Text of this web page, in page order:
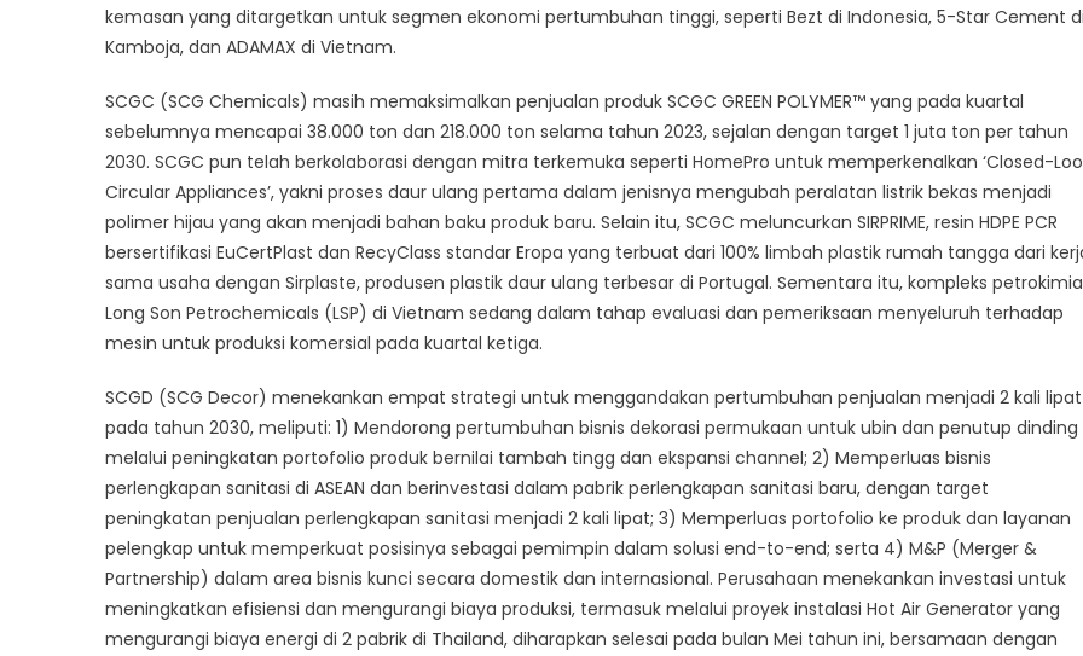
kemasan yang ditargetkan untuk segmen ekonomi pertumbuhan tinggi, seperti Bezt di Indonesia, 5-Star Cement di
Kamboja, dan ADAMAX di Vietnam.
SCGC (SCG Chemicals) masih memaksimalkan penjualan produk SCGC GREEN POLYMER™ yang pada kuartal
sebelumnya mencapai 38.000 ton dan 218.000 ton selama tahun 2023, sejalan dengan target 1 juta ton per tahun
2030. SCGC pun telah berkolaborasi dengan mitra terkemuka seperti HomePro untuk memperkenalkan ‘Closed-
Circular Appliances’, yakni proses daur ulang pertama dalam jenisnya mengubah peralatan listrik bekas menjadi
polimer hijau yang akan menjadi bahan baku produk baru. Selain itu, SCGC meluncurkan SIRPRIME, resin HDPE PCR
bersertifikasi EuCertPlast dan RecyClass standar Eropa yang terbuat dari 100% limbah plastik rumah tangga dari
sama usaha dengan Sirplaste, produsen plastik daur ulang terbesar di Portugal. Sementara itu, kompleks petrokimia
Long Son Petrochemicals (LSP) di Vietnam sedang dalam tahap evaluasi dan pemeriksaan menyeluruh terhadap
mesin untuk produksi komersial pada kuartal ketiga.
SCGD (SCG Decor) menekankan empat strategi untuk menggandakan pertumbuhan penjualan menjadi 2 kali lipat
pada tahun 2030, meliputi: 1) Mendorong pertumbuhan bisnis dekorasi permukaan untuk ubin dan penutup dinding
melalui peningkatan portofolio produk bernilai tambah tingg dan ekspansi channel; 2) Memperluas bisnis
perlengkapan sanitasi di ASEAN dan berinvestasi dalam pabrik perlengkapan sanitasi baru, dengan target
peningkatan penjualan perlengkapan sanitasi menjadi 2 kali lipat; 3) Memperluas portofolio ke produk dan layanan
pelengkap untuk memperkuat posisinya sebagai pemimpin dalam solusi end-to-end; serta 4) M&P (Merger &
Partnership) dalam area bisnis kunci secara domestik dan internasional. Perusahaan menekankan investasi untuk
meningkatkan efisiensi dan mengurangi biaya produksi, termasuk melalui proyek instalasi Hot Air Generator yang
mengurangi biaya energi di 2 pabrik di Thailand, diharapkan selesai pada bulan Mei tahun ini, bersamaan dengan